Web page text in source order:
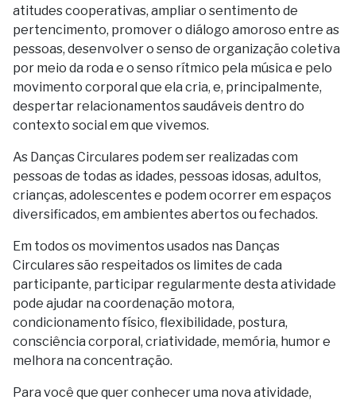
atitudes cooperativas, ampliar o sentimento de
pertencimento, promover o diálogo amoroso entre as
pessoas, desenvolver o senso de organização coletiva
por meio da roda e o senso rítmico pela música e pelo
movimento corporal que ela cria, e, principalmente,
despertar relacionamentos saudáveis dentro do
contexto social em que vivemos.
As Danças Circulares podem ser realizadas com
pessoas de todas as idades, pessoas idosas, adultos,
crianças, adolescentes e podem ocorrer em espaços
diversificados, em ambientes abertos ou fechados.
Em todos os movimentos usados nas Danças
Circulares são respeitados os limites de cada
participante, participar regularmente desta atividade
pode ajudar na coordenação motora,
condicionamento físico, flexibilidade, postura,
consciência corporal, criatividade, memória, humor e
melhora na concentração.
Para você que quer conhecer uma nova atividade,